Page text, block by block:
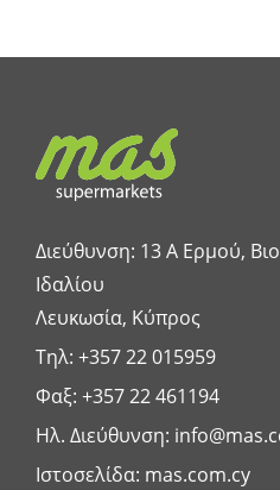
Διεύθυνση: 13 A Ερμού,
Ιδαλίου
Λευκωσία, Κύπρος
Τηλ: +357 22 015959
Φαξ: +357 22 461194
Ηλ. Διεύθυνση:
Ιστοσελίδα: mas.com.cy